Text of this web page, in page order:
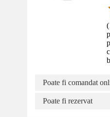
(
Poate fi comandat
Poate fi rezervat